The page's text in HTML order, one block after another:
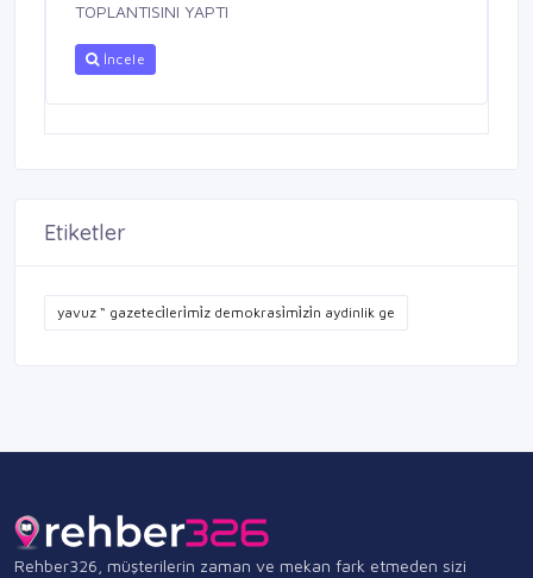
TOPLANTISINI YAPTI
İncele
Etiketler
yavuz “ gazeteci̇leri̇mi̇z demokrasi̇mi̇zi̇n aydinlik ge
Rehber326, müşterilerin zaman ve mekan fark etmeden sizi